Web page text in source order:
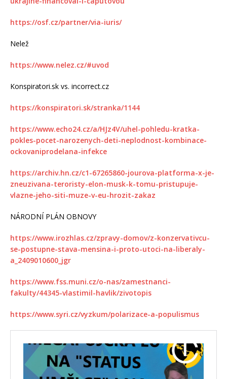
https://osf.cz/partner/via-iuris/
Nelež
https://www.nelez.cz/#uvod
Konspiratori.sk vs. incorrect.cz
https://konspiratori.sk/stranka/1144
https://www.echo24.cz/a/HJz4V/uhel-pohledu-kratka-
pokles-pocet-narozenych-deti-neplodnost-kombinace-
ockovaniprodelana-infekce
https://archiv.hn.cz/c1-67265860-jourova-platforma-x-je-
zneuzivana-teroristy-elon-musk-k-tomu-pristupuje-
vlazne-jeho-siti-muze-v-eu-hrozit-zakaz
NÁRODNÍ PLÁN OBNOVY
https://www.irozhlas.cz/zpravy-domov/z-konzervativcu-
se-postupne-stava-mensina-i-proto-utoci-na-liberaly-
a_2409010600_jgr
https://www.fss.muni.cz/o-nas/zamestnanci-
fakulty/44345-vlastimil-havlik/zivotopis
https://www.syri.cz/vyzkum/polarizace-a-populismus